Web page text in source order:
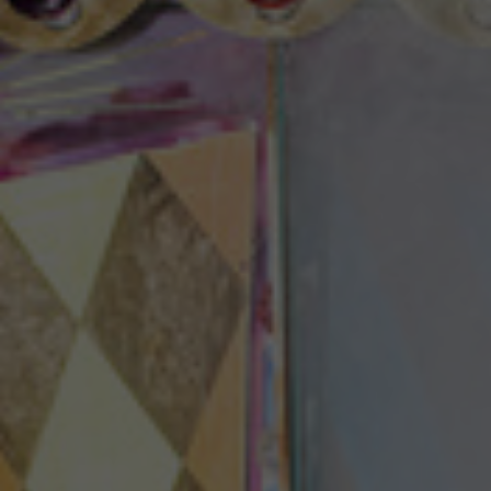
Spielstätten
Spielzeitheft